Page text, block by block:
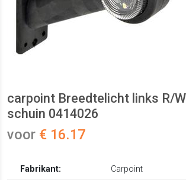
carpoint Breedtelicht links R/
schuin 0414026
voor € 16.17
Fabrikant:
Carpoint